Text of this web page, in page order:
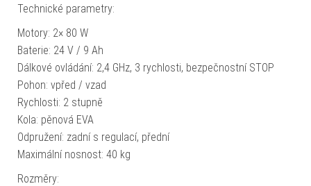
Technické parametry:
Motory: 2× 80 W
Baterie: 24 V / 9 Ah
Dálkové ovládání: 2,4 GHz, 3 rychlosti, bezpečnostní STOP
Pohon: vpřed / vzad
Rychlosti: 2 stupně
Kola: pěnová EVA
Odpružení: zadní s regulací, přední
Maximální nosnost: 40 kg
Rozměry: